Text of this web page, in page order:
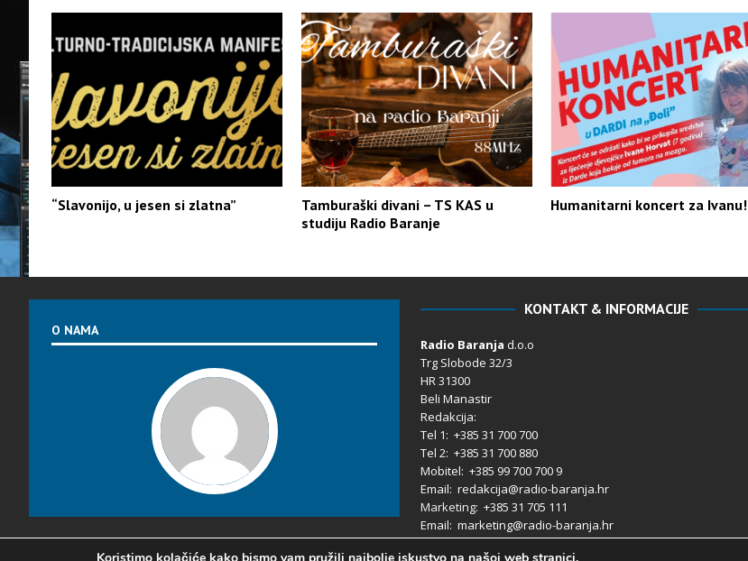
“Slavonijo, u jesen si zlatna”
Tamburaški divani – TS KAS u
studiju Radio Baranje
Humanitarni koncert za Ivanu!
O NAMA
KONTAKT & INFORMACIJE
Radio Baranja d.o.o
Trg Slobode 32/3
HR 31300
Beli Manastir
Redakcija:
Tel 1: +385 31 700 700
Tel 2: +385 31 700 880
Mobitel: +385 99 700 700 9
Email: redakcija@radio-baranja.hr
Marketing: +385 31 705 111
Email: marketing@radio-baranja.hr